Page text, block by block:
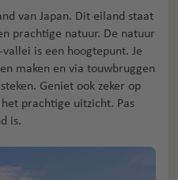
van Japan. Dit eiland staat
prachtige natuur. De natuur
is een hoogtepunt. Je
maken en via touwbruggen
Geniet ook zeker op
prachtige uitzicht. Pas
is.